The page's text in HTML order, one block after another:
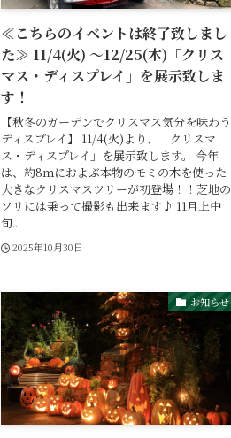
≪こちらのイベントは終了致しまし
た≫ 11/4(火) ～12/25(木)「クリス
マス・ディスプレイ」を展示致しま
す！
【秋冬のガーデンでクリスマス気分を味わう
ディスプレイ】 11/4(火)より、「クリスマ
ス・ディスプレイ」を展示致します。 今年
は、約8ｍにおよぶ本物のモミの木を使った
大きなクリスマスツリーが初登場！！芝地の
ソリには乗って撮影も出来ます♪ 11月上中
旬...
2025年10月30日
お知らせ